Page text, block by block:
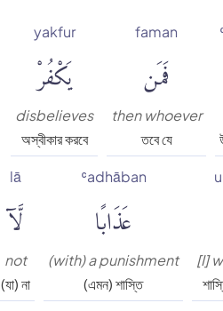
faman
فَمَن
then whoever
তবে যে
yakfur
يَكْفُرْ
disbelieves
অস্বীকার করবে
[I]
ʿadhāban
عَذَابًا
(with) a punishment
(এমন) শাস্তি
lā
لَّآ
not
(যা) না